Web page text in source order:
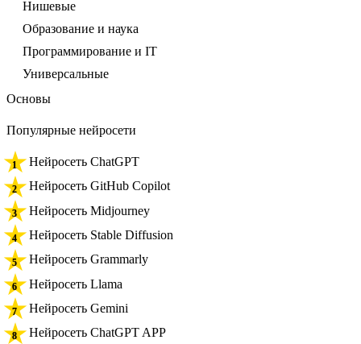
Нишевые
Образование и наука
Программирование и IT
Универсальные
Основы
Популярные нейросети
Нейросеть ChatGPT
Нейросеть GitHub Copilot
Нейросеть Midjourney
Нейросеть Stable Diffusion
Нейросеть Grammarly
Нейросеть Llama
Нейросеть Gemini
Нейросеть ChatGPT APP